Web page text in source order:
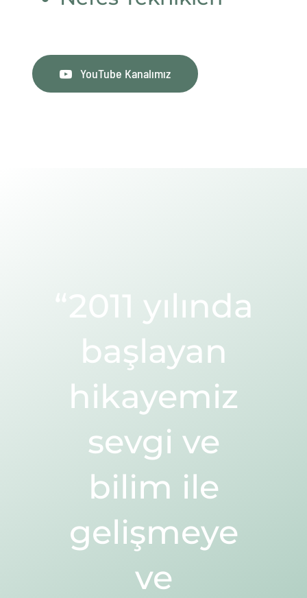
YouTube Kanalımız
“2011 yılında
başlayan
hikayemiz
sevgi ve
bilim ile
gelişmeye
ve